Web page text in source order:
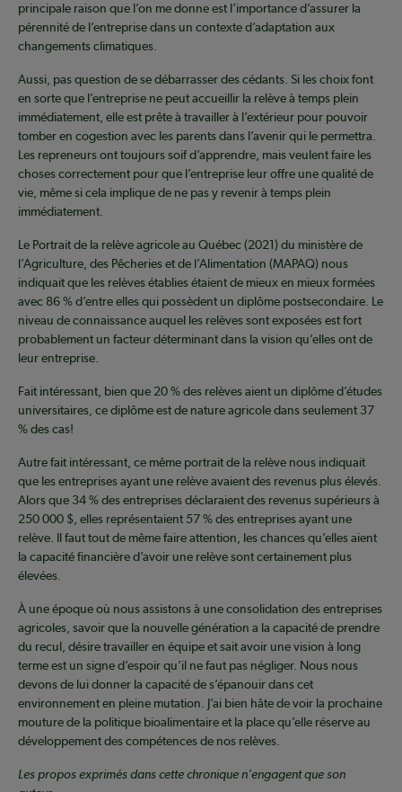
principale raison que l’on me donne est l’importance d’assurer la
pérennité de l’entreprise dans un contexte d’adaptation aux
changements climatiques.
Aussi, pas question de se débarrasser des cédants. Si les choix font
en sorte que l’entreprise ne peut accueillir la relève à temps plein
immédiatement, elle est prête à travailler à l’extérieur pour pouvoir
tomber en cogestion avec les parents dans l’avenir qui le permettra.
Les repreneurs ont toujours soif d’apprendre, mais veulent faire les
choses correctement pour que l’entreprise leur offre une qualité de
vie, même si cela implique de ne pas y revenir à temps plein
immédiatement.
Le Portrait de la relève agricole au Québec (2021) du ministère de
l’Agriculture, des Pêcheries et de l’Alimentation (MAPAQ) nous
indiquait que les relèves établies étaient de mieux en mieux formées
avec 86 % d’entre elles qui possèdent un diplôme postsecondaire. Le
niveau de connaissance auquel les relèves sont exposées est fort
probablement un facteur déterminant dans la vision qu’elles ont de
leur entreprise.
Fait intéressant, bien que 20 % des relèves aient un diplôme d’études
universitaires, ce diplôme est de nature agricole dans seulement 37
% des cas!
Autre fait intéressant, ce même portrait de la relève nous indiquait
que les entreprises ayant une relève avaient des revenus plus élevés.
Alors que 34 % des entreprises déclaraient des revenus supérieurs à
250 000 $, elles représentaient 57 % des entreprises ayant une
relève. Il faut tout de même faire attention, les chances qu’elles aient
la capacité financière d’avoir une relève sont certainement plus
élevées.
À une époque où nous assistons à une consolidation des entreprises
agricoles, savoir que la nouvelle génération a la capacité de prendre
du recul, désire travailler en équipe et sait avoir une vision à long
terme est un signe d’espoir qu’il ne faut pas négliger. Nous nous
devons de lui donner la capacité de s’épanouir dans cet
environnement en pleine mutation. J’ai bien hâte de voir la prochaine
mouture de la politique bioalimentaire et la place qu’elle réserve au
développement des compétences de nos relèves.
Les propos exprimés dans cette chronique n'engagent que son